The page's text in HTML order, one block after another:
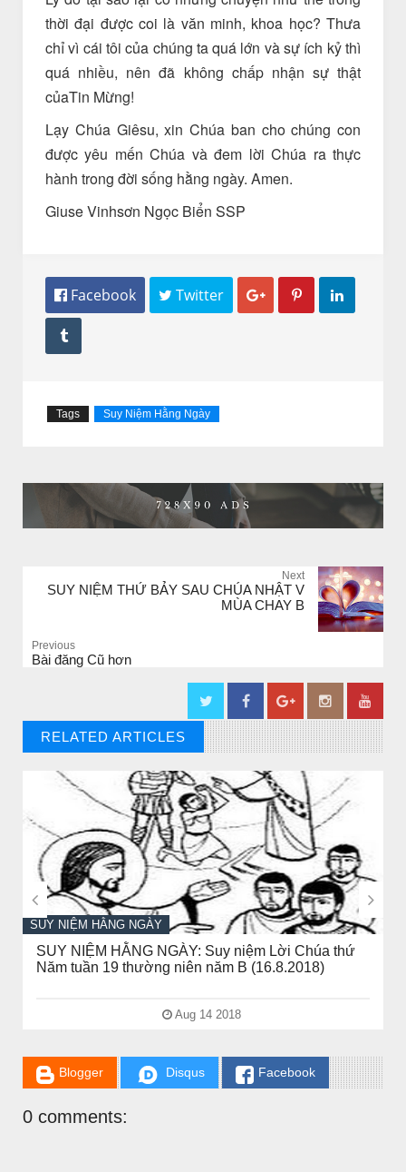
thời đại được coi là văn minh, khoa học? Thưa
chỉ vì cái tôi của chúng ta quá lớn và sự ích kỷ thì
quá nhiều, nên đã không chấp nhận sự thật
củaTin Mừng!
Lạy Chúa Giêsu, xin Chúa ban cho chúng con
được yêu mến Chúa và đem lời Chúa ra thực
hành trong đời sống hằng ngày. Amen.
Giuse Vinhsơn Ngọc Biển SSP
 Facebook  Twitter   

Tags Suy Niệm Hằng Ngày
Next
SUY NIỆM THỨ BẢY SAU CHÚA NHẬT V
MÙA CHAY B
Previous
Bài đăng Cũ hơn
RELATED ARTICLES
// THAT'S WHAT YOU MIGHT BE LOOKING FOR
SUY NIỆM HẰNG NGÀY
SUY NIỆM HẰNG NGÀY: Suy niệm Lời Chúa thứ
Năm tuần 19 thường niên năm B (16.8.2018)
Aug 14 2018
 
Blogger Disqus Facebook
0 comments:
NGƯỜI GIÀU THỰC SỰ